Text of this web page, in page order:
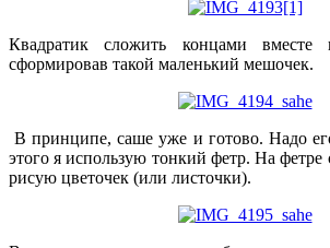
Квадратик сложить концами вместе
сформировав такой маленький мешочек.
В принципе, саше уже и готово. Надо
этого я использую тонкий фетр. На
рисую цветочек (или листочки).